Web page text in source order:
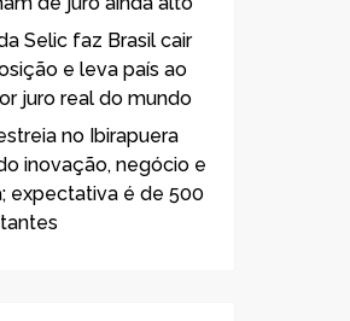
Selic faz Brasil cair
e leva país ao
juro real do mundo
no Ibirapuera
inovação, negócio e
expectativa é de 500